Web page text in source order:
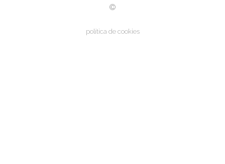
política de cookies